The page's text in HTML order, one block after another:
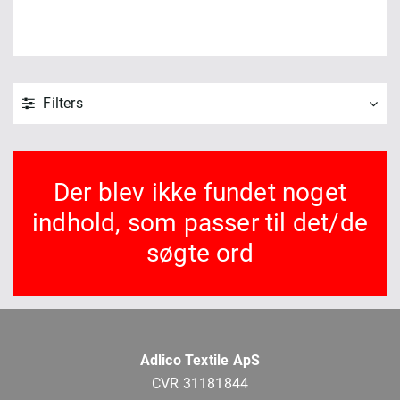
Filters
Der blev ikke fundet noget
indhold, som passer til det/de
søgte ord
Adlico Textile ApS
CVR 31181844